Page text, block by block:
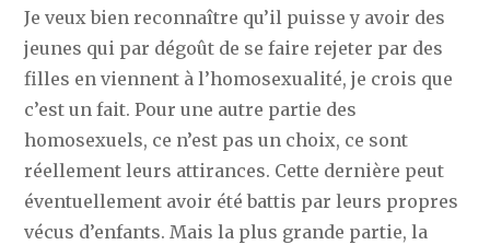
Je veux bien reconnaître qu’il puisse y avoir des
jeunes qui par dégoût de se faire rejeter par des
filles en viennent à l’homosexualité, je crois que
c’est un fait. Pour une autre partie des
homosexuels, ce n’est pas un choix, ce sont
réellement leurs attirances. Cette dernière peut
éventuellement avoir été battis par leurs propres
vécus d’enfants. Mais la plus grande partie, la